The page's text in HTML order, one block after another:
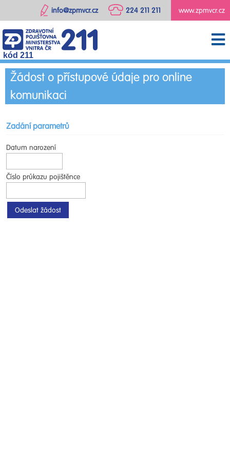
www.zpmvcr.cz
224 211 211
info@zpmvcr.cz
kód 211
Žádost o přístupové údaje pro online
komunikaci
Zadání parametrů
Datum narození
Číslo průkazu pojištěnce